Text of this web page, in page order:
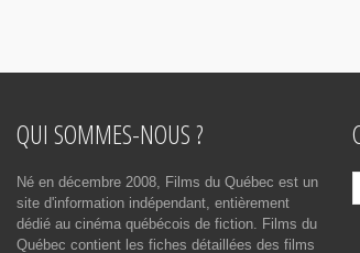
QUI SOMMES-NOUS ?
Né en décembre 2008, Films du Québec est un
site d'information indépendant, entièrement
dédié au cinéma québécois de fiction. Films du
Québec contient les fiches détaillées des films